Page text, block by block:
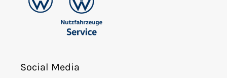
Social Media